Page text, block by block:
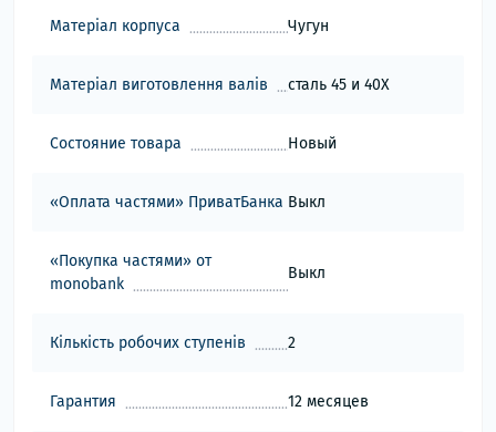
Матеріал корпуса Чугун
Матеріал виготовлення валів сталь 45 и 40Х
Состояние товара Новый
«Оплата частями» ПриватБанка Выкл
«Покупка частями» от
monobank
Выкл
Кількість робочих ступенів 2
Гарантия 12 месяцев